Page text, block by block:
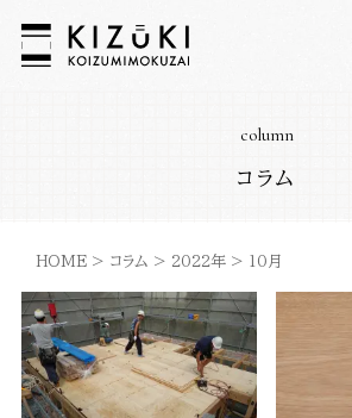
column
コラム
HOME > コラム > 2022年 > 10月